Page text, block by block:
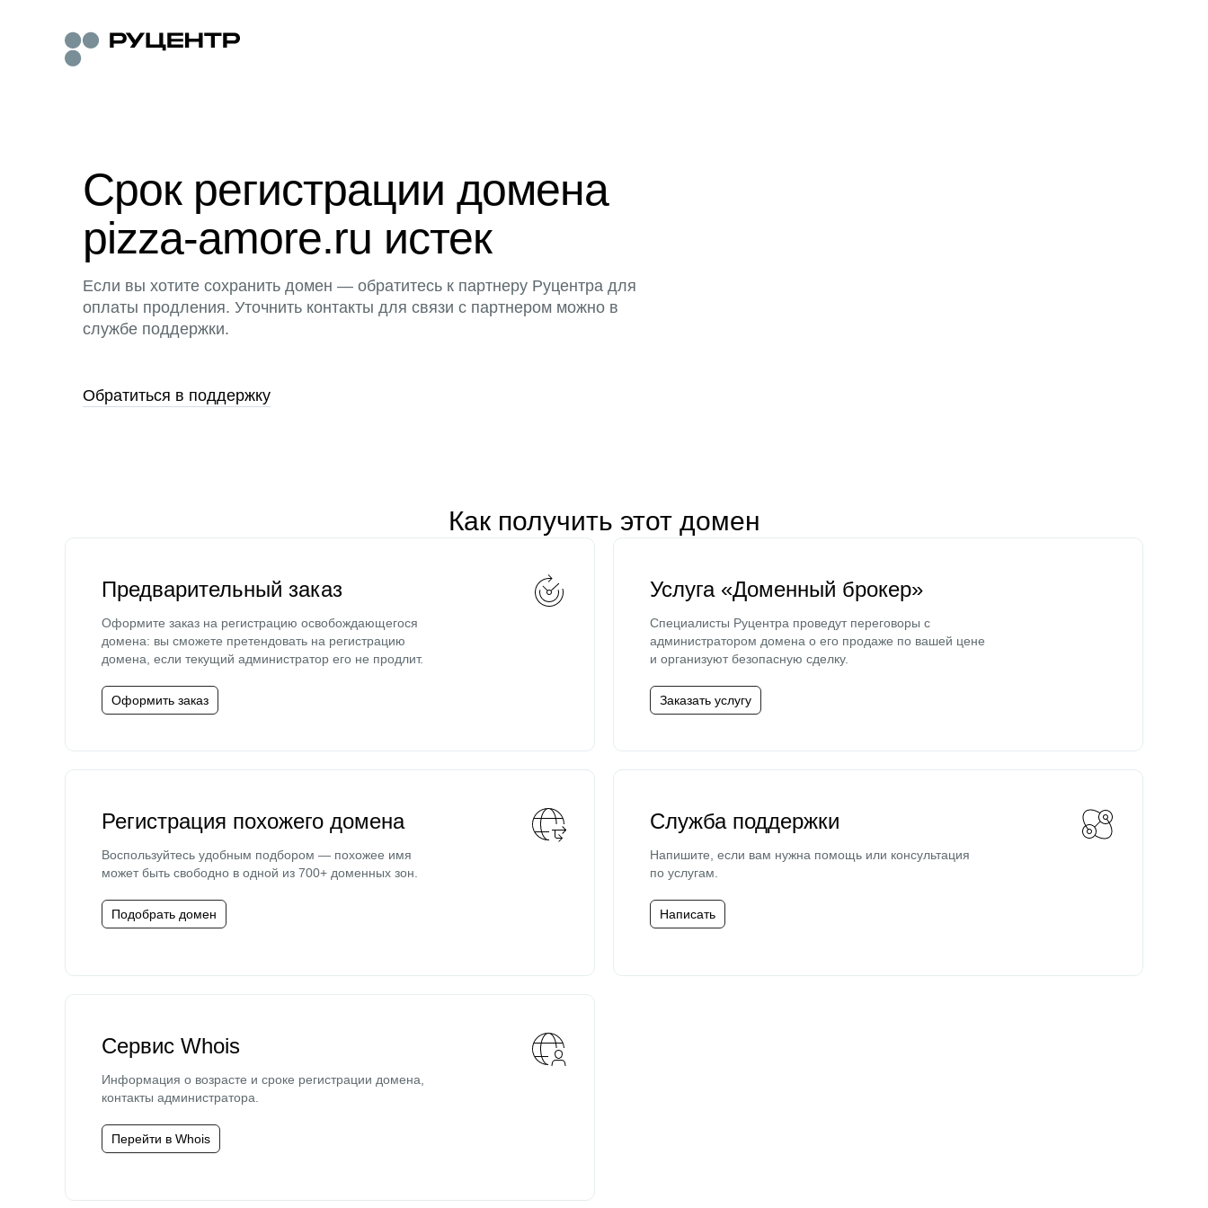
Срок регистрации домена
pizza-amore.ru истек
Если вы хотите сохранить домен — обратитесь к партнеру Руцентра для
оплаты продления. Уточнить контакты для связи с партнером можно в
службе поддержки.
Обратиться в поддержку
Как получить этот домен
Предварительный заказ
Оформите заказ на регистрацию освобождающегося
домена: вы сможете претендовать на регистрацию
домена, если текущий администратор его не продлит.
Оформить заказ
Услуга «Доменный брокер»
Специалисты Руцентра проведут переговоры с
администратором домена о его продаже по вашей цене
и организуют безопасную сделку.
Заказать услугу
Регистрация похожего домена
Воспользуйтесь удобным подбором — похожее имя
может быть свободно в одной из 700+ доменных зон.
Подобрать домен
Служба поддержки
Напишите, если вам нужна помощь или консультация
по услугам.
Написать
Сервис Whois
Информация о возрасте и сроке регистрации домена,
контакты администратора.
Перейти в Whois